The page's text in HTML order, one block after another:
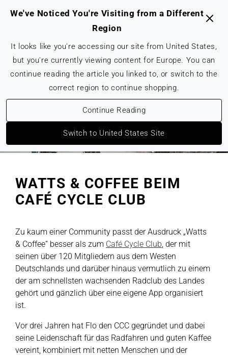
We've Noticed You're Visiting from a Different
Region
It looks like you're accessing our site from United States,
but you're currently viewing content for Europe. You can
continue reading the article you linked to, or switch to the
correct region to continue shopping.
Continue Reading
Switch to United States Site
Zum
WATTS & COFFEE BEIM
CAFÉ CYCLE CLUB
Zu kaum einer Community passt der Ausdruck „Watts
& Coffee“ besser als zum Café Cycle Club, der mit
seinen über 120 Mitgliedern aus dem Westen
Deutschlands und darüber hinaus vermutlich zu einem
der am schnellsten wachsenden Radclub des Landes
gehört und gänzlich über eine eigene App organisiert
ist.
Vor drei Jahren hat Flo den CCC gegründet und dabei
seine Leidenschaft für das Radfahren und guten Kaffee
vereint, kombiniert mit netten Menschen und der